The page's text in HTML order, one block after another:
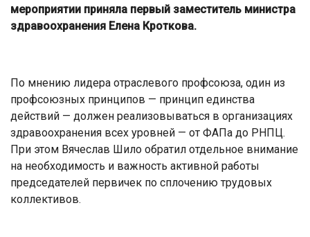
мероприятии приняла первый заместитель министра
здравоохранения Елена Кроткова.
По мнению лидера отраслевого профсоюза, один из
профсоюзных принципов — принцип единства
действий — должен реализовываться в организациях
здравоохранения всех уровней — от ФАПа до РНПЦ.
При этом Вячеслав Шило обратил отдельное внимание
на необходимость и важность активной работы
председателей первичек по сплочению трудовых
коллективов.